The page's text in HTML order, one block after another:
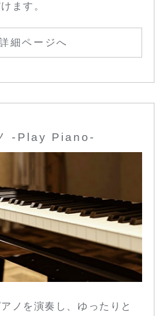
ます。
細ページへ
-Play Piano-
ノを演奏し、ゆったりと